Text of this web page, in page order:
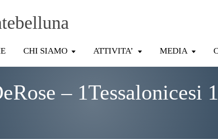
CHI SIAMO ATTIVITA’ MEDIA
– 1Tessalonicesi